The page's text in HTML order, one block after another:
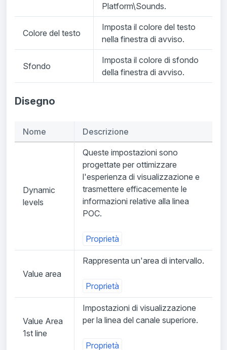
Platform\Sounds.
Colore del testo
Imposta il colore del testo
nella finestra di avviso.
Sfondo
Imposta il colore di sfondo
della finestra di avviso.
Disegno
Nome Descrizione
Dynamic
levels
Queste impostazioni sono
progettate per ottimizzare
l'esperienza di visualizzazione e
trasmettere efficacemente le
informazioni relative alla linea
POC.
Proprietà
Value area
Rappresenta un'area di intervallo.
Proprietà
Value Area
1st line
Impostazioni di visualizzazione
per la linea del canale superiore.
Proprietà